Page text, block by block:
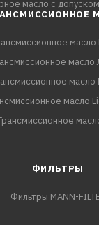
масло с
масло
масло
масло
масло
ФИЛЬТРЫ
Фильтры MANN-